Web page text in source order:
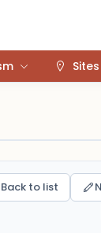
Sites
Back to list